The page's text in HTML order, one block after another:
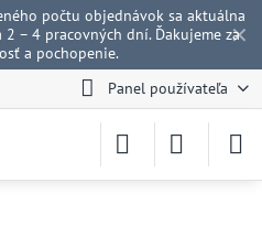
✕
počtu objednávok sa aktuálna
– 4 pracovných dní. Ďakujeme za
a pochopenie.
Panel používateľa